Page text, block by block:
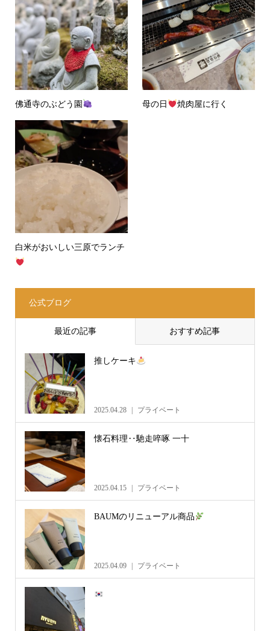
佛通寺のぶどう園 母の日 焼肉屋に行く
白米がおいしい三原でランチ
公式ブログ
最近の記事 おすすめ記事
推しケーキ
2025.04.28 プライベート
懐石料理‥馳走啐啄 一十
2025.04.15 プライベート
BAUMのリニューアル商品
2025.04.09 プライベート